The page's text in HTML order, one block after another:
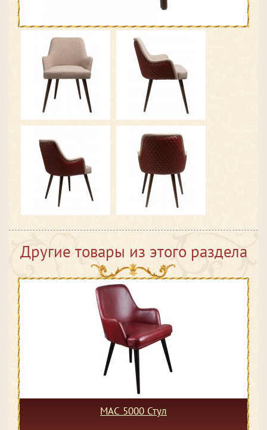
Другие товары из этого раздела
MAC 5000 Стул